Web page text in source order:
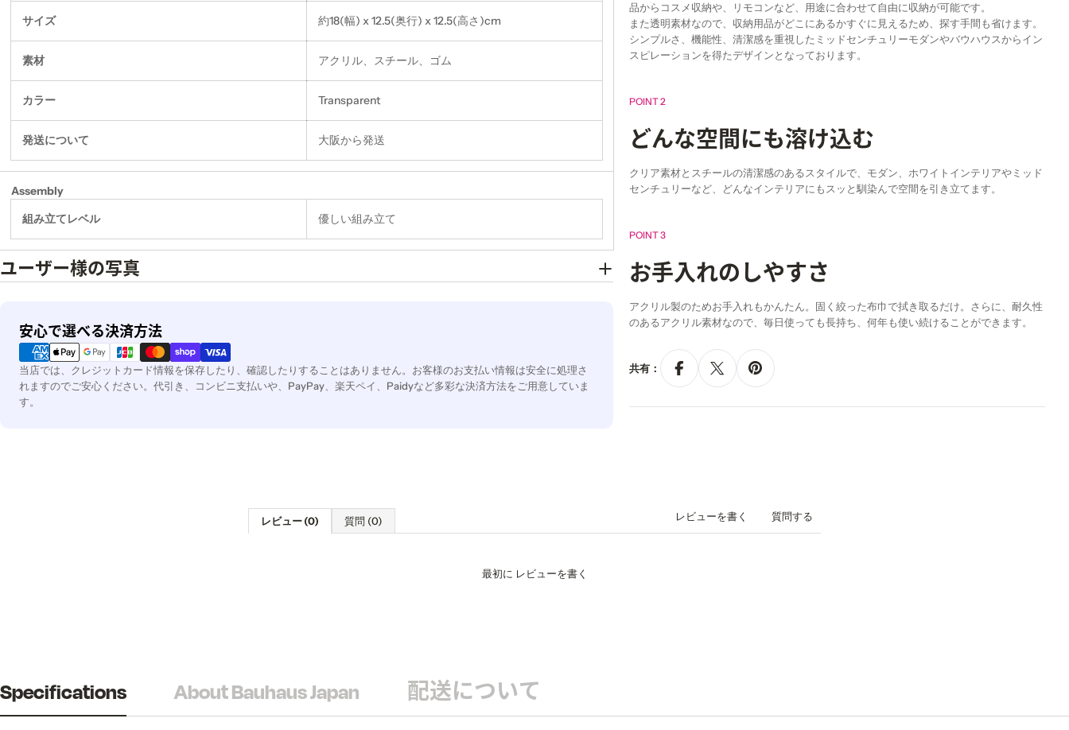
サイズ 約18(幅) x 12.5(奥行) x 12.5(高さ)cm
素材 アクリル、スチール、ゴム
カラー Transparent
発送について 大阪から発送
Assembly
組み立てレベル
優しい組み立て
ユーザー様の写真
安心で選べる決済方法
決
済
方
法
当店では、クレジットカード情報を保存したり、確認したりすることはありません。お客様のお支払い情報は安全に処理さ
れますのでご安心ください。代引き、コンビニ支払いや、PayPay、楽天ペイ、Paidyなど多彩な決済方法をご用意していま
す。
品からコスメ収納や、リモコンなど、用途に合わせて自由に収納が可能です。
また透明素材なので、収納用品がどこにあるかすぐに見えるため、探す手間も省けます。
シンプルさ、機能性、清潔感を重視したミッドセンチュリーモダンやバウハウスからイン
スピレーションを得たデザインとなっております。
POINT 2
どんな空間にも溶け込む
クリア素材とスチールの清潔感のあるスタイルで、モダン、ホワイトインテリアやミッド
センチュリーなど、どんなインテリアにもスッと馴染んで空間を引き立てます。
POINT 3
お手入れのしやすさ
アクリル製のためお手入れもかんたん。固く絞った布巾で拭き取るだけ。さらに、耐久性
のあるアクリル素材なので、毎日使っても長持ち、何年も使い続けることができます。
共有：
レビューを書く 質問する
レビュー (0) 質問 (0)
最初に レビューを書く
Specifications About Bauhaus Japan 配送について